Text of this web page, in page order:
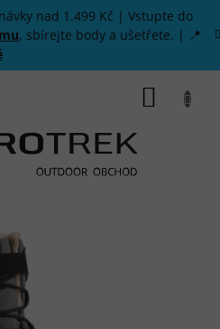
nad 1.499 Kč | Vstupte do
, sbírejte body a ušetřete. | 📍